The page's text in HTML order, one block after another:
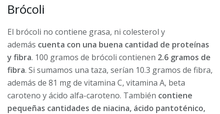
Brócoli
El brócoli no contiene grasa, ni colesterol y
además cuenta con una buena cantidad de proteínas
y fibra. 100 gramos de brócoli contienen 2.6 gramos de
fibra. Si sumamos una taza, serían 10.3 gramos de fibra,
además de 81 mg de vitamina C, vitamina A, beta
caroteno y ácido alfa-caroteno. También contiene
pequeñas cantidades de niacina, ácido pantoténico,